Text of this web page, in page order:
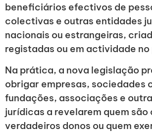
beneficiários efectivos de
colectivas e outras entidades
nacionais ou estrangeiras,
registadas ou em actividade no
Na prática, a nova legislação
obrigar empresas, sociedades
fundações, associações e
jurídicas a revelarem quem são
verdadeiros donos ou quem